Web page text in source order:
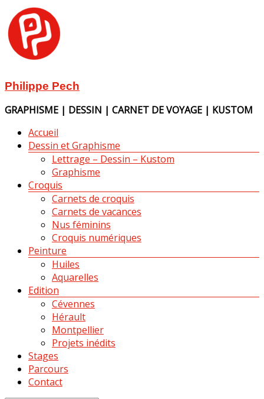
Aller
au
contenu
Philippe Pech
GRAPHISME | DESSIN | CARNET DE VOYAGE | KUSTOM
MenuAccueil
Dessin et Graphisme
Lettrage – Dessin – Kustom
Graphisme
Croquis
Carnets de croquis
Carnets de vacances
Nus féminins
Croquis numériques
Peinture
Huiles
Aquarelles
Edition
Cévennes
Hérault
Montpellier
Projets inédits
Stages
Parcours
Contact